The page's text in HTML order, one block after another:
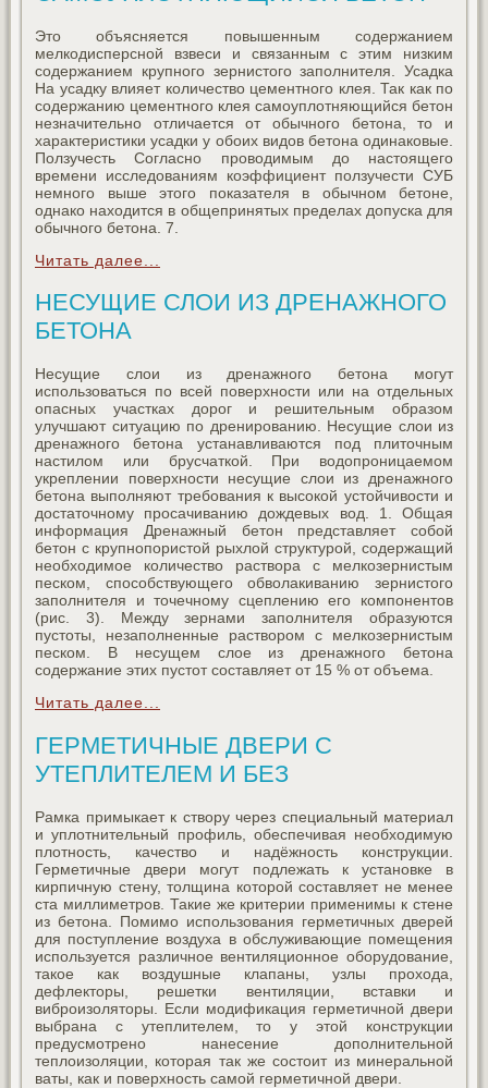
Это объясняется повышенным содержанием
мелкодисперсной взвеси и связанным с этим низким
содержанием крупного зернистого заполнителя. Усадка
На усадку влияет количество цементного клея. Так как по
содержанию цементного клея самоуплотняющийся бетон
незначительно отличается от обычного бетона, то и
характеристики усадки у обоих видов бетона одинаковые.
Ползучесть Согласно проводимым до настоящего
времени исследованиям коэффициент ползучести СУБ
немного выше этого показателя в обычном бетоне,
однако находится в общепринятых пределах допуска для
обычного бетона. 7.
Читать далее...
НЕСУЩИЕ СЛОИ ИЗ ДРЕНАЖНОГО
БЕТОНА
Несущие слои из дренажного бетона могут
использоваться по всей поверхности или на отдельных
опасных участках дорог и решительным образом
улучшают ситуацию по дренированию. Несущие слои из
дренажного бетона устанавливаются под плиточным
настилом или брусчаткой. При водопроницаемом
укреплении поверхности несущие слои из дренажного
бетона выполняют требования к высокой устойчивости и
достаточному просачиванию дождевых вод. 1. Общая
информация Дренажный бетон представляет собой
бетон с крупнопористой рыхлой структурой, содержащий
необходимое количество раствора с мелкозернистым
песком, способствующего обволакиванию зернистого
заполнителя и точечному сцеплению его компонентов
(рис. 3). Между зернами заполнителя образуются
пустоты, незаполненные раствором с мелкозернистым
песком. В несущем слое из дренажного бетона
содержание этих пустот составляет от 15 % от объема.
Читать далее...
ГЕРМЕТИЧНЫЕ ДВЕРИ С
УТЕПЛИТЕЛЕМ И БЕЗ
Рамка примыкает к створу через специальный материал
и уплотнительный профиль, обеспечивая необходимую
плотность, качество и надёжность конструкции.
Герметичные двери могут подлежать к установке в
кирпичную стену, толщина которой составляет не менее
ста миллиметров. Такие же критерии применимы к стене
из бетона. Помимо использования герметичных дверей
для поступление воздуха в обслуживающие помещения
используется различное вентиляционное оборудование,
такое как воздушные клапаны, узлы прохода,
дефлекторы, решетки вентиляции, вставки и
виброизоляторы. Если модификация герметичной двери
выбрана с утеплителем, то у этой конструкции
предусмотрено нанесение дополнительной
теплоизоляции, которая так же состоит из минеральной
ваты, как и поверхность самой герметичной двери.